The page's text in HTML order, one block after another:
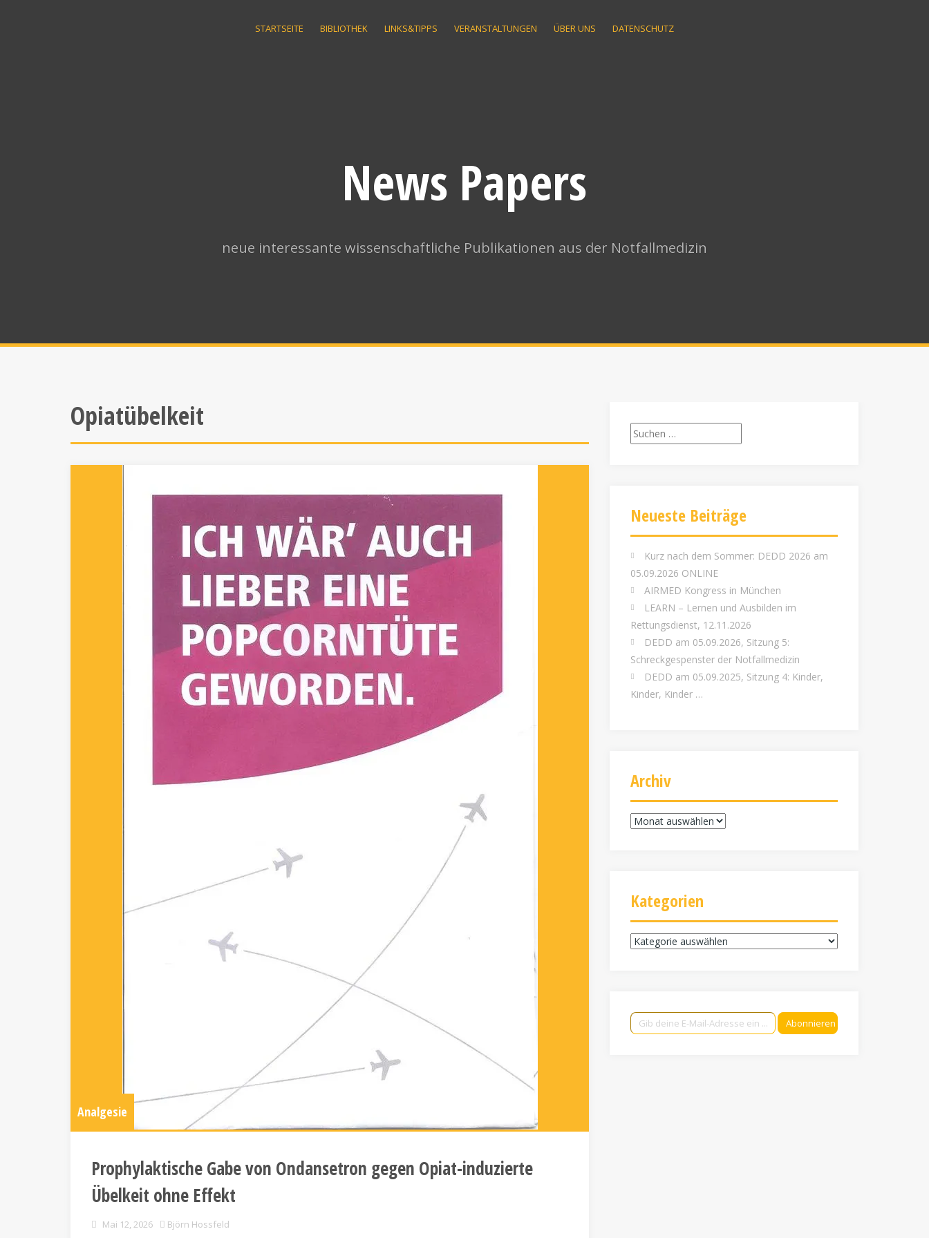
STARTSEITE BIBLIOTHEK LINKS&TIPPS VERANSTALTUNGEN ÜBER UNS DATENSCHUTZ
News Papers
neue interessante wissenschaftliche Publikationen aus der Notfallmedizin
Opiatübelkeit
Analgesie
Prophylaktische Gabe von Ondansetron gegen Opiat-induzierte
Übelkeit ohne Effekt
Mai 12, 2026 Björn Hossfeld
Suchen
nach:
Neueste Beiträge
Kurz nach dem Sommer: DEDD 2026 am
05.09.2026 ONLINE
AIRMED Kongress in München
LEARN – Lernen und Ausbilden im
Rettungsdienst, 12.11.2026
DEDD am 05.09.2026, Sitzung 5:
Schreckgespenster der Notfallmedizin
DEDD am 05.09.2025, Sitzung 4: Kinder,
Kinder, Kinder …
Archiv
Archiv
Kategorien
Kategorien
Gib deine E-Mail-Adresse ein ...
Abonnieren